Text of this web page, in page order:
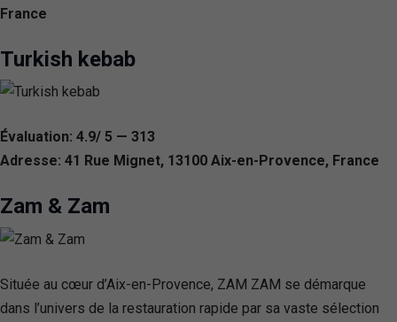
France
Turkish kebab
Évaluation: 4.9/ 5 — 313
Adresse: 41 Rue Mignet, 13100 Aix-en-Provence, France
Zam & Zam
Située au cœur d’Aix-en-Provence, ZAM ZAM se démarque
dans l’univers de la restauration rapide par sa vaste sélection